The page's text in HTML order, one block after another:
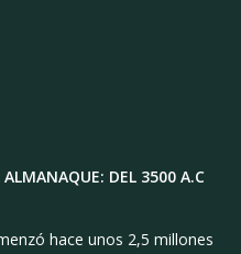
ALMANAQUE: DEL 3500 A.C
hace unos 2,5 millones